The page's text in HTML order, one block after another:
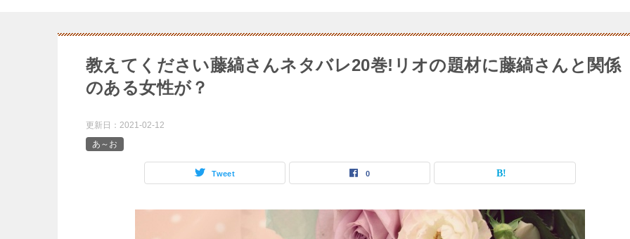
教えてください藤縞さんネタバレ20巻!リオの題材に藤縞さんと関係
のある女性が？
更新日： 2021-02-12
あ～お
Tweet 0